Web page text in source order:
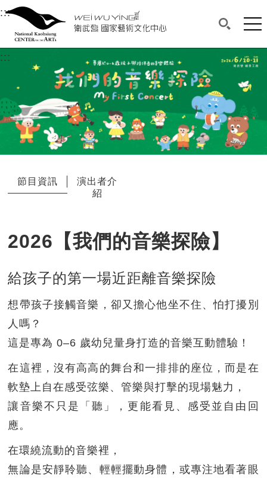
衛武營國家藝術文化中心
中央內容區塊，為本頁主要內容區。
:::選單連結區塊，此區塊列有本網站主要連結。
衛武營國家藝術文化中心
搜尋(開
網
::: 中央內容區塊，為本頁主要內容區。
節目資訊
演出者介
紹
2026【我們的音樂探險】
給孩子的第一場近距離音樂探險
想帶孩子接觸音樂，卻又擔心他坐不住、怕打擾別
人嗎？
這是專為 0–6 歲幼兒量身打造的音樂互動體驗！
在這裡，沒有高高的舞台和一排排的座位，而是在
軟墊上自在感受弦樂、管樂與打擊的現場魅力，
讓音樂不只是「聽」，更能看見、感受並自由回
應。
在環繞流動的音樂裡，
無論是安靜聆聽、輕輕擺動身體，或專注地看著眼